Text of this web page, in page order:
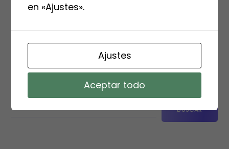
POST A COMMENT
BUSCAR
en «Ajustes».
Ajustes
Aceptar todo